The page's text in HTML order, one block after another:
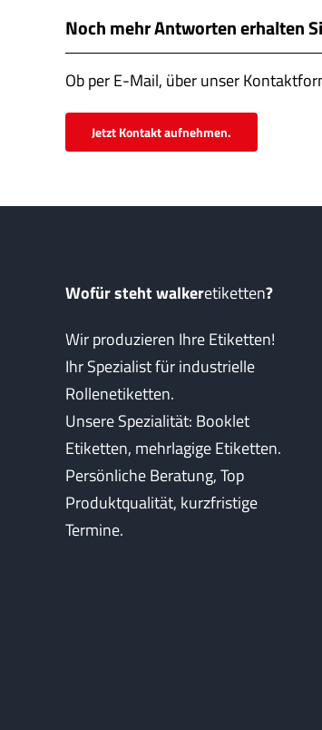
Noch mehr Antworten erhalten
Ob per E-Mail, über unser
Jetzt Kontakt aufnehmen.
Wofür steht walkeretiketten?
Wir produzieren Ihre Etiketten!
Ihr Spezialist für industrielle
Rollenetiketten.
Unsere Spezialität: Booklet
Etiketten, mehrlagige Etiketten.
Persönliche Beratung, Top
Produktqualität, kurzfristige
Termine.